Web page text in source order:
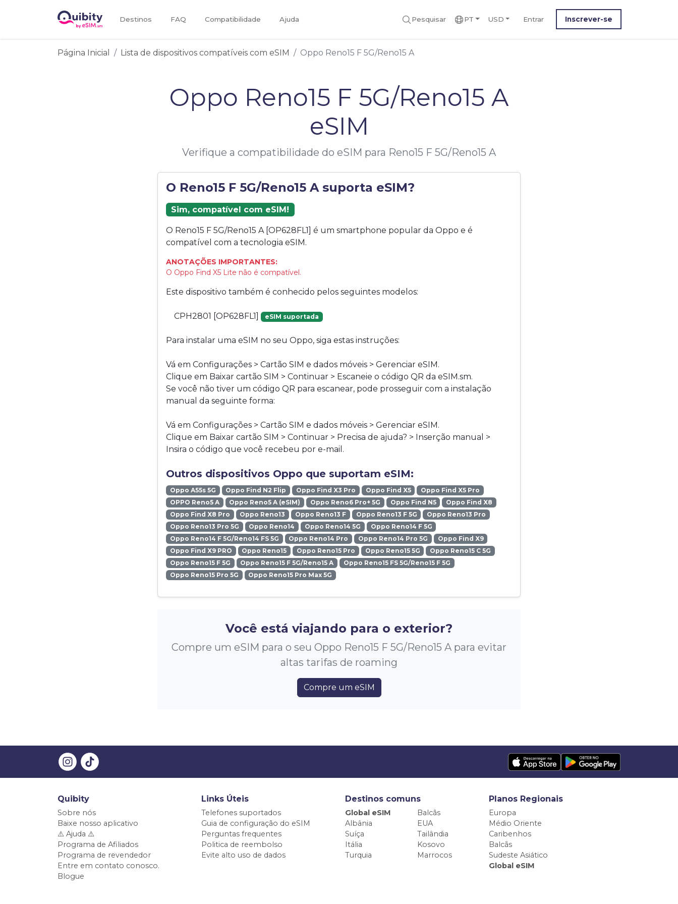
Destinos FAQ Compatibilidade Ajuda Pesquisar PT USD Entrar Inscrever-se
Página Inicial Lista de dispositivos compatíveis com eSIM Oppo Reno15 F 5G/Reno15 A
Oppo Reno15 F 5G/Reno15 A
eSIM
Verifique a compatibilidade do eSIM para Reno15 F 5G/Reno15 A
O Reno15 F 5G/Reno15 A suporta eSIM?
Sim, compatível com eSIM!
O Reno15 F 5G/Reno15 A [OP628FL1] é um smartphone popular da Oppo e é
compatível com a tecnologia eSIM.
ANOTAÇÕES IMPORTANTES:
O Oppo Find X5 Lite não é compatível.
Este dispositivo também é conhecido pelos seguintes modelos:
CPH2801 [OP628FL1] eSIM suportada
Para instalar uma eSIM no seu Oppo, siga estas instruções:
Vá em Configurações > Cartão SIM e dados móveis > Gerenciar eSIM.
Clique em Baixar cartão SIM > Continuar > Escaneie o código QR da eSIM.sm.
Se você não tiver um código QR para escanear, pode prosseguir com a instalação
manual da seguinte forma:
Vá em Configurações > Cartão SIM e dados móveis > Gerenciar eSIM.
Clique em Baixar cartão SIM > Continuar > Precisa de ajuda? > Inserção manual >
Insira o código que você recebeu por e-mail.
Outros dispositivos Oppo que suportam eSIM:
Oppo A55s 5G Oppo Find N2 Flip Oppo Find X3 Pro Oppo Find X5
Oppo Find X5 Pro
OPPO Reno5 A
Oppo Reno5 A (eSIM) Oppo Reno6 Pro+ 5G Oppo Find N5
Oppo Find X8
Oppo Find X8 Pro
Oppo Reno13 Oppo Reno13 F Oppo Reno13 F 5G
Oppo Reno13 Pro
Oppo Reno13 Pro 5G
Oppo Reno14 Oppo Reno14 5G
Oppo Reno14 F 5G
Oppo Reno14 F 5G/Reno14 FS 5G
Oppo Reno14 Pro Oppo Reno14 Pro 5G
Oppo Find X9
Oppo Find X9 PRO
Oppo Reno15 Oppo Reno15 Pro Oppo Reno15 5G
Oppo Reno15 C 5G
Oppo Reno15 F 5G
Oppo Reno15 F 5G/Reno15 A
Oppo Reno15 FS 5G/Reno15 F 5G
Oppo Reno15 Pro 5G
Oppo Reno15 Pro Max 5G
Você está viajando para o exterior?
Compre um eSIM para o seu Oppo Reno15 F 5G/Reno15 A para evitar
altas tarifas de roaming
Compre um eSIM
Quibity
Sobre nós
Baixe nosso aplicativo
⚠️ Ajuda ⚠️
Programa de Afiliados
Programa de revendedor
Entre em contato conosco.
Blogue
Links Úteis
Telefones suportados
Guia de configuração do eSIM
Perguntas frequentes
Politica de reembolso
Evite alto uso de dados
Destinos comuns
Global eSIM
Balcãs
Albânia
EUA
Suíça
Tailândia
Itália
Kosovo
Turquia
Marrocos
Planos Regionais
Europa
Médio Oriente
Caribenhos
Balcãs
Sudeste Asiático
Global eSIM